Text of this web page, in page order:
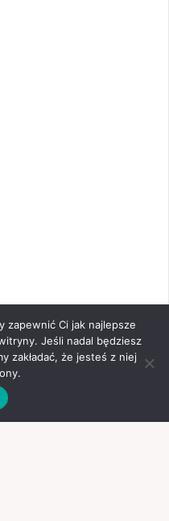
zapewnić Ci jak najlepsze
Jeśli nadal będziesz
zakładać, że jesteś z niej